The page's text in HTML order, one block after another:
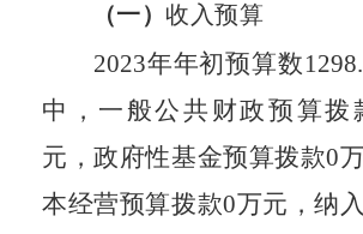
（一）收入预算
2023年年初预算数
中，一般公共财政预算拨
元，政府性基金预算拨款0
本经营预算拨款0万元，纳